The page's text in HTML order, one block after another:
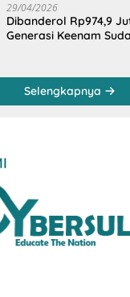
29/04/2026
Dibanderol Rp974,9
Generasi Keenam
Selengkapnya